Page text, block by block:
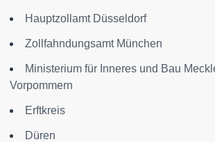
Hauptzollamt Düsseldorf
Zollfahndungsamt München
Ministerium für Inneres und Bau
Vorpommern
Erftkreis
Düren